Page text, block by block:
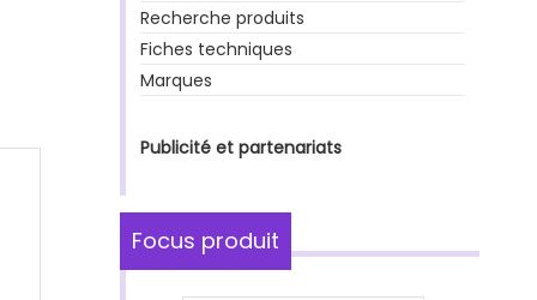
Recherche produits
Fiches techniques
Marques
Publicité et partenariats
Focus produit